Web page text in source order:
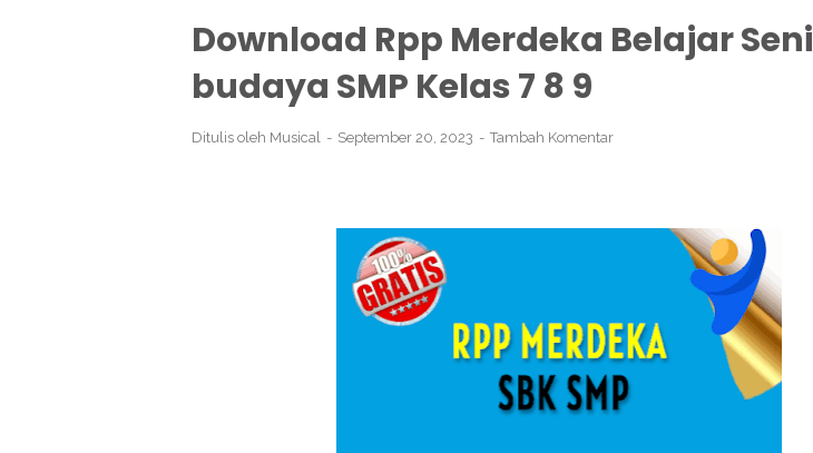
Download Rpp Merdeka Belajar Seni
budaya SMP Kelas 7 8 9
Ditulis oleh Musical September 20, 2023 Tambah Komentar